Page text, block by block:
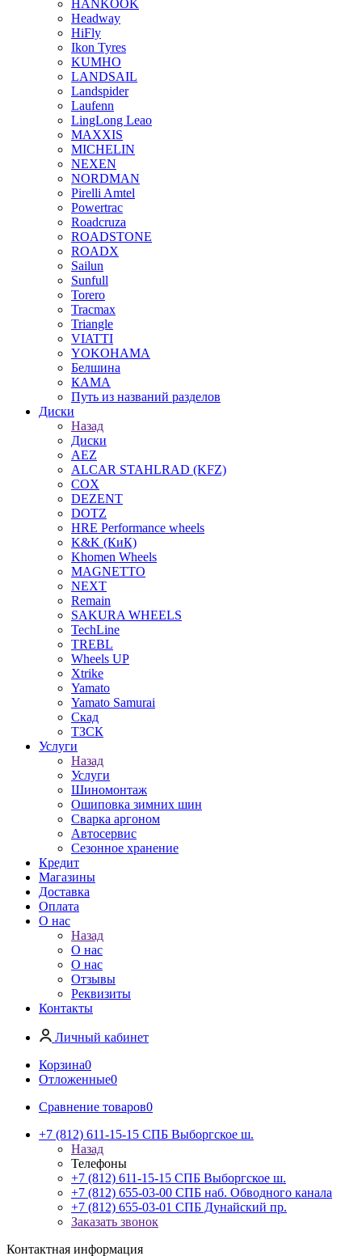
HANKOOK
Headway
HiFly
Ikon Tyres
KUMHO
LANDSAIL
Landspider
Laufenn
LingLong Leao
MAXXIS
MICHELIN
NEXEN
NORDMAN
Pirelli Amtel
Powertrac
Roadcruza
ROADSTONE
ROADX
Sailun
Sunfull
Torero
Tracmax
Triangle
VIATTI
YOKOHAMA
Белшина
КАМА
Путь из названий разделов
Диски
Назад
Диски
AEZ
ALCAR STAHLRAD (KFZ)
COX
DEZENT
DOTZ
HRE Performance wheels
K&K (КиК)
Khomen Wheels
MAGNETTO
NEXT
Remain
SAKURA WHEELS
TechLine
TREBL
Wheels UP
Xtrike
Yamato
Yamato Samurai
Скад
ТЗСК
Услуги
Назад
Услуги
Шиномонтаж
Ошиповка зимних шин
Сварка аргоном
Автосервис
Сезонное хранение
Кредит
Магазины
Доставка
Оплата
О нас
Назад
О нас
О нас
Отзывы
Реквизиты
Контакты
Личный кабинет
Корзина0
Отложенные0
Сравнение товаров0
+7 (812) 611-15-15 СПБ Выборгское ш.
Назад
Телефоны
+7 (812) 611-15-15 СПБ Выборгское ш.
+7 (812) 655-03-00 СПБ наб. Обводного канала
+7 (812) 655-03-01 СПБ Дунайский пр.
Заказать звонок
Контактная информация